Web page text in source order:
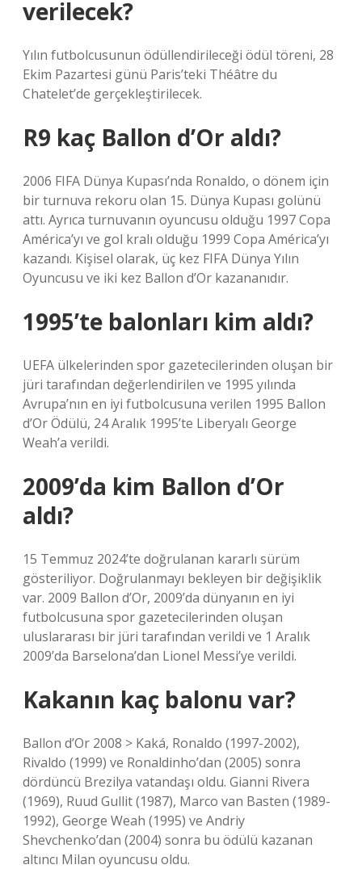
verilecek?
Yılın futbolcusunun ödüllendirileceği ödül töreni, 28
Ekim Pazartesi günü Paris’teki Théâtre du
Chatelet’de gerçekleştirilecek.
R9 kaç Ballon d’Or aldı?
2006 FIFA Dünya Kupası’nda Ronaldo, o dönem için
bir turnuva rekoru olan 15. Dünya Kupası golünü
attı. Ayrıca turnuvanın oyuncusu olduğu 1997 Copa
América’yı ve gol kralı olduğu 1999 Copa América’yı
kazandı. Kişisel olarak, üç kez FIFA Dünya Yılın
Oyuncusu ve iki kez Ballon d’Or kazananıdır.
1995’te balonları kim aldı?
UEFA ülkelerinden spor gazetecilerinden oluşan bir
jüri tarafından değerlendirilen ve 1995 yılında
Avrupa’nın en iyi futbolcusuna verilen 1995 Ballon
d’Or Ödülü, 24 Aralık 1995’te Liberyalı George
Weah’a verildi.
2009’da kim Ballon d’Or
aldı?
15 Temmuz 2024’te doğrulanan kararlı sürüm
gösteriliyor. Doğrulanmayı bekleyen bir değişiklik
var. 2009 Ballon d’Or, 2009’da dünyanın en iyi
futbolcusuna spor gazetecilerinden oluşan
uluslararası bir jüri tarafından verildi ve 1 Aralık
2009’da Barselona’dan Lionel Messi’ye verildi.
Kakanın kaç balonu var?
Ballon d’Or 2008 > Kaká, Ronaldo (1997-2002),
Rivaldo (1999) ve Ronaldinho’dan (2005) sonra
dördüncü Brezilya vatandaşı oldu. Gianni Rivera
(1969), Ruud Gullit (1987), Marco van Basten (1989-
1992), George Weah (1995) ve Andriy
Shevchenko’dan (2004) sonra bu ödülü kazanan
altıncı Milan oyuncusu oldu.